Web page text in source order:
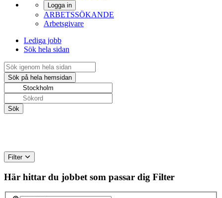
Logga in
ARBETSSÖKANDE
Arbetsgivare
Lediga jobb
Sök hela sidan
Filter
Här hittar du jobbet som passar dig Filter